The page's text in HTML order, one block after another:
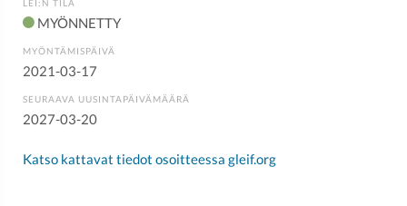
LEI:N TILA
MYÖNNETTY
MYÖNTÄMISPÄIVÄ
2021-03-17
SEURAAVA UUSINTAPÄIVÄMÄÄRÄ
2027-03-20
Katso kattavat tiedot osoitteessa gleif.org